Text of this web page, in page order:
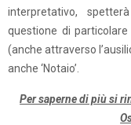
interpretativo,
questione di
(anche attraverso
anche ‘Notaio’.
Per saperne di più si